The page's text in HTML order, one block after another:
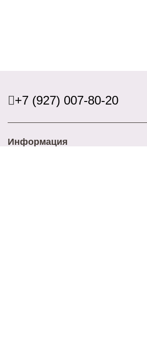
+7 (927) 007-80-20
Информация